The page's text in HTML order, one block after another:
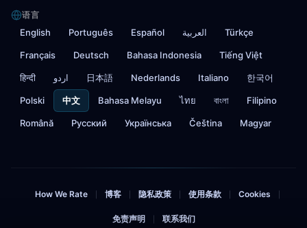
语言
English Português Español العربية Türkçe
Français Deutsch Bahasa Indonesia Tiếng Việt
हिन्दी اردو 日本語 Nederlands Italiano 한국어
Polski 中文 Bahasa Melayu ไทย বাংলা Filipino
Română Русский Українська Čeština Magyar
How We Rate 博客 隐私政策 使用条款 Cookies
免责声明 联系我们